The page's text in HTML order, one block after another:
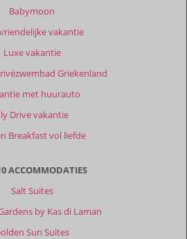
Babymoon
vakantie
Luxe vakantie
Griekenland
met huurauto
Drive vakantie
Breakfast vol liefde
ACCOMMODATIES
Salt Suites
by Kas di Laman
Sun Suites